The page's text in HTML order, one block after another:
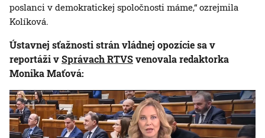
poslanci v demokratickej spoločnosti máme,“ ozrejmila
Kolíková.
Ústavnej sťažnosti strán vládnej opozície sa v
reportáži vSprávach RTVSvenovala redaktorka
Monika Maťová: